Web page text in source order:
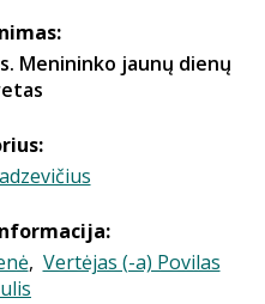
Menininko jaunų dienų
, Vertėjas (-a) Povilas